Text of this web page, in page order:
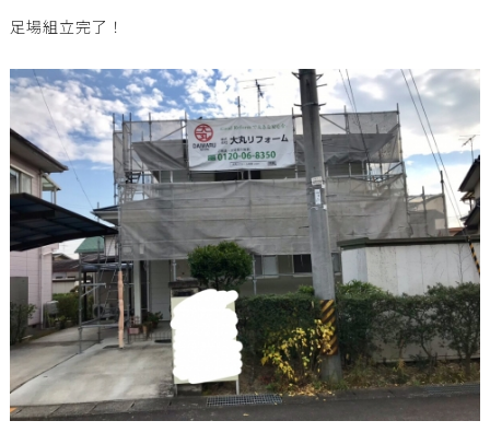
足場組立完了！